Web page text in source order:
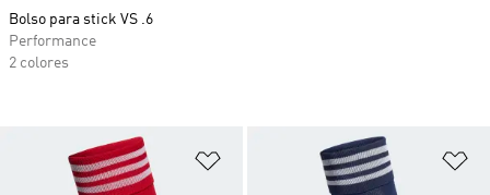
Añadir a la lista de deseos
Bolso para stick VS .6
Performance
2 colores